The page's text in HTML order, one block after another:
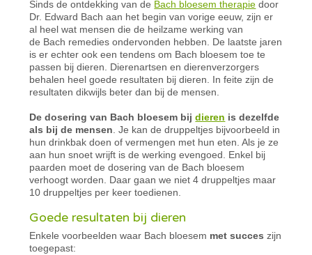
Sinds de ontdekking van de Bach bloesem therapie door
Dr. Edward Bach aan het begin van vorige eeuw, zijn er
al heel wat mensen die de heilzame werking van
de Bach remedies ondervonden hebben. De laatste jaren
is er echter ook een tendens om Bach bloesem toe te
passen bij dieren. Dierenartsen en dierenverzorgers
behalen heel goede resultaten bij dieren. In feite zijn de
resultaten dikwijls beter dan bij de mensen.
De dosering van Bach bloesem bijdieren is dezelfde
als bij de mensen . Je kan de druppeltjes bijvoorbeeld in
hun drinkbak doen of vermengen met hun eten. Als je ze
aan hun snoet wrijft is de werking evengoed. Enkel bij
paarden moet de dosering van de Bach bloesem
verhoogt worden. Daar gaan we niet 4 druppeltjes maar
10 druppeltjes per keer toedienen.
Goede resultaten bij dieren
Enkele voorbeelden waar Bach bloesem met succeszijn
toegepast: